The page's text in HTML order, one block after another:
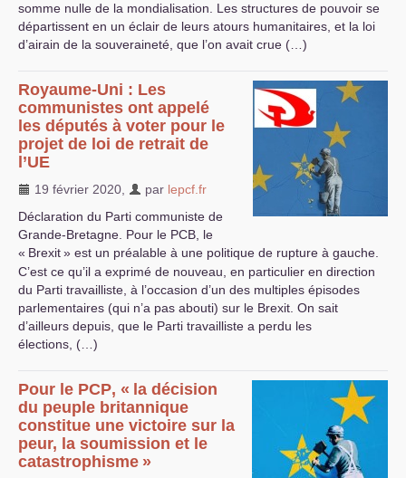
somme nulle de la mondialisation. Les structures de pouvoir se
départissent en un éclair de leurs atours humanitaires, et la loi
d’airain de la souveraineté, que l’on avait crue (…)
Royaume-Uni : Les
communistes ont appelé
les députés à voter pour le
projet de loi de retrait de
l’UE
19 février 2020 par lepcf.fr
Déclaration du Parti communiste de
Grande-Bretagne. Pour le PCB , le
« Brexit» est un préalable à une politique de rupture à gauche.
C’est ce qu’il a exprimé de nouveau, en particulier en direction
du Parti travailliste, à l’occasion d’un des multiples épisodes
parlementaires (qui n’a pas abouti) sur le Brexit. On sait
d’ailleurs depuis, que le Parti travailliste a perdu les
élections, (…)
Pour le PCP, « la décision
du peuple britannique
constitue une victoire sur la
peur, la soumission et le
catastrophisme »